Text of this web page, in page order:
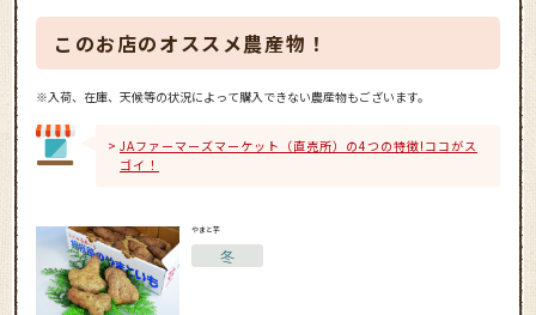
このお店のオススメ農産物！
※入荷、在庫、天候等の状況によって購入できない農産物もございます。
JAファーマーズマーケット（直売所）の4つの特徴!ココがス
ゴイ！
やまと芋
冬